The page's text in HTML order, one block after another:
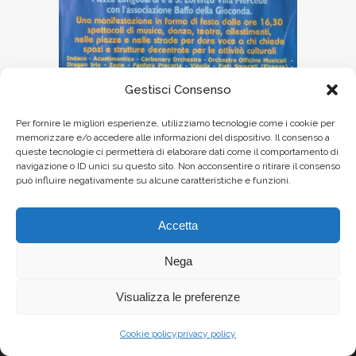
Gestisci Consenso
Per fornire le migliori esperienze, utilizziamo tecnologie come i cookie per
memorizzare e/o accedere alle informazioni del dispositivo. Il consenso a
queste tecnologie ci permetterà di elaborare dati come il comportamento di
navigazione o ID unici su questo sito. Non acconsentire o ritirare il consenso
può influire negativamente su alcune caratteristiche e funzioni.
Accetta
Nega
Visualizza le preferenze
Cookie policyprivacy policy